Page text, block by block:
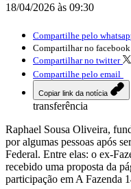
18/04/2026 às 09:30
Compartilhe pelo
Compartilhar no facebook
Compartilhar no twitter
Compartilhe pelo email
Copiar link da notícia
transferência
Raphael Sousa Oliveira,
por algumas pessoas após
Federal. Entre elas: o ex-
recebido uma proposta da
participação em A Fazenda